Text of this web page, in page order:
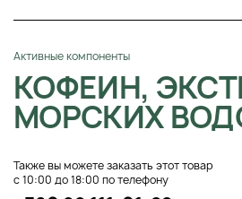
Активные компоненты
КОФЕИН,
МОРСКИХ
Также вы можете заказать этот товар
с 10:00 до 18:00 по телефону